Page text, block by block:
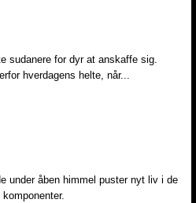
sudanere for dyr at anskaffe sig.
hverdagens helte, når...
under åben himmel puster nyt liv i de